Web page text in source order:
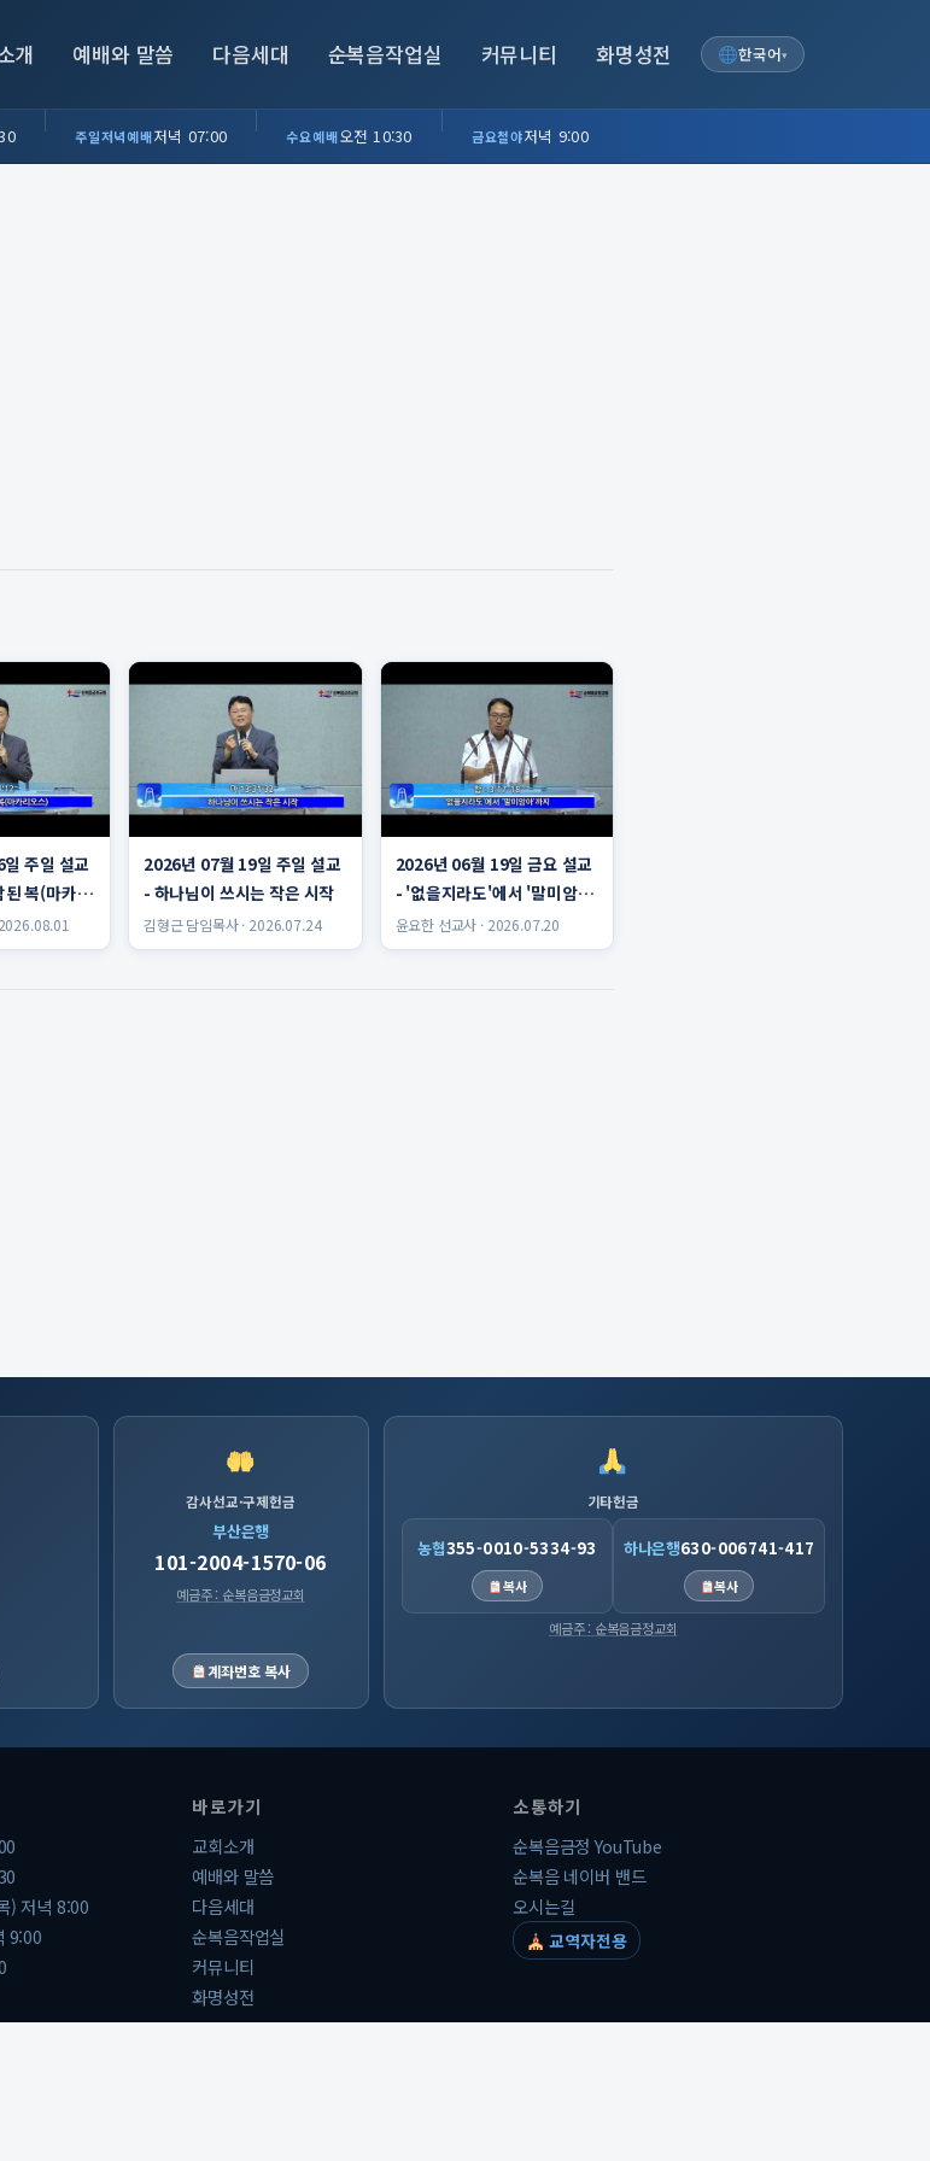
개 예배와 말씀 다음세대 순복음작업실 커뮤니티 화명성전 한국어▾
주일저녁예배저녁 07:00 수요예배오전 10:30 금요철야저녁 9:00
주일 설교
된 복(마카리
2026년 07월 19일 주일 설교
- 하나님이 쓰시는 작은 시작
김형근 담임목사 · 2026.07.24
2026년 06월 19일 금요 설교
- '없을지라도'에서 '말미암
아'까지 윤요한 선교사
윤요한 선교사 · 2026.07.20
감사선교·구제헌금
부산은행
101-2004-1570-06
예금주 : 순복음금정교회
계좌번호 복사
기타헌금
농협355-0010-5334-93
복사
하나은행630-006741-417
복사
예금주 : 순복음금정교회
) 저녁 8:00
9:00
바로가기
교회소개
예배와 말씀
다음세대
순복음작업실
커뮤니티
화명성전
소통하기
순복음금정 YouTube
순복음 네이버 밴드
오시는길
교역자전용